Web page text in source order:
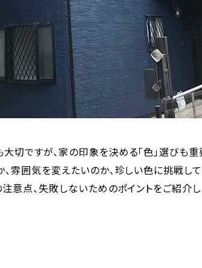
ですが、家の印象を決める「色」選びも重
雰囲気を変えたいのか、珍しい色に挑戦し
意点、失敗しないためのポイントをご紹介し